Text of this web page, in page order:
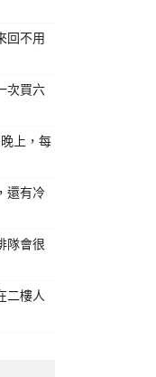
回不用
次買六
上，每
還有冷
隊會很
二樓人